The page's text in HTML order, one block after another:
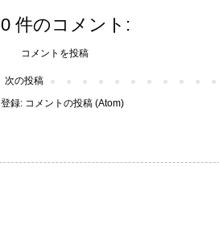
0 件のコメント:
コメントを投稿
次の投稿
登録: コメントの投稿 (Atom)